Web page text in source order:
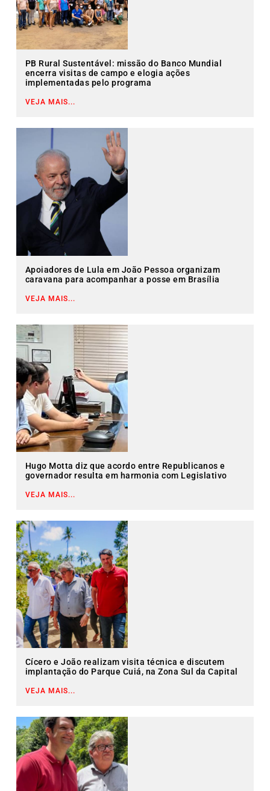
PB Rural Sustentável: missão do Banco Mundial
encerra visitas de campo e elogia ações
implementadas pelo programa
VEJA MAIS...
Apoiadores de Lula em João Pessoa organizam
caravana para acompanhar a posse em Brasília
VEJA MAIS...
Hugo Motta diz que acordo entre Republicanos e
governador resulta em harmonia com Legislativo
VEJA MAIS...
Cícero e João realizam visita técnica e discutem
implantação do Parque Cuiá, na Zona Sul da Capital
VEJA MAIS...